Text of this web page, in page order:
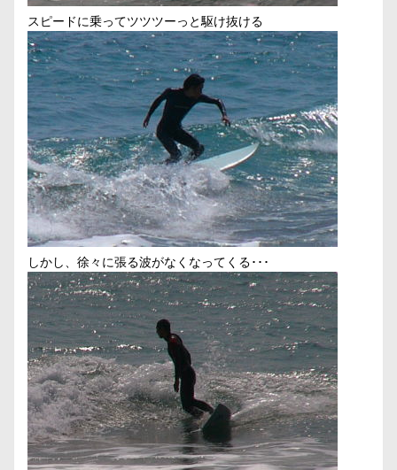
スピードに乗ってツツツーっと駆け抜ける
しかし、徐々に張る波がなくなってくる･･･